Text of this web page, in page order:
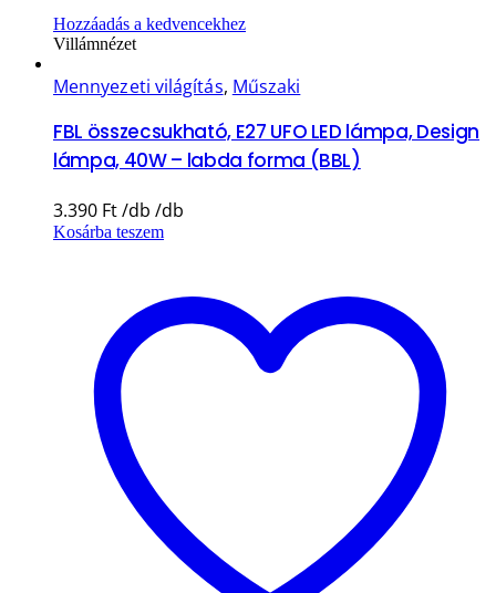
Hozzáadás a kedvencekhez
Villámnézet
Mennyezeti világítás, Műszaki
FBL összecsukható, E27 UFO LED lámpa, Design
lámpa, 40W – labda forma (BBL)
3.390 Ft
Kosárba teszem